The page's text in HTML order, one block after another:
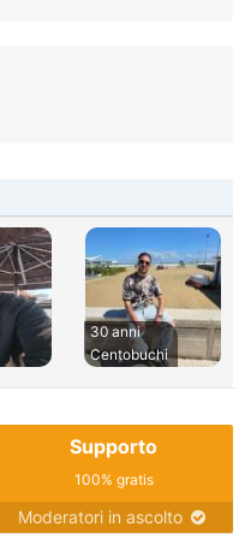
30 anni
Centobuchi
Supporto
100% gratis
Moderatori in ascolto